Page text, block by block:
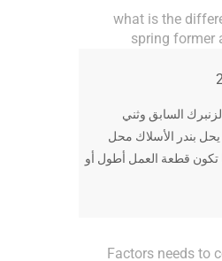
السابق وثني
أن يحل بندر الأسلاك محل
تكون قطعة العمل أطول أو
أكبر لثني قطع العمل